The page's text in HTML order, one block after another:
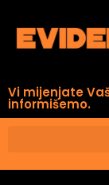
Vi mijenjate
informišemo.